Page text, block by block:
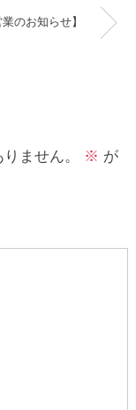
のお知らせ】
ません。 ※ が